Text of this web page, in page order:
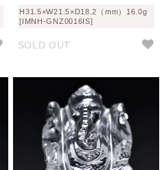
H31.5×W21.5×D18.2（mm）16.0g
[IMNH-GNZ0016IS]
SOLD OUT